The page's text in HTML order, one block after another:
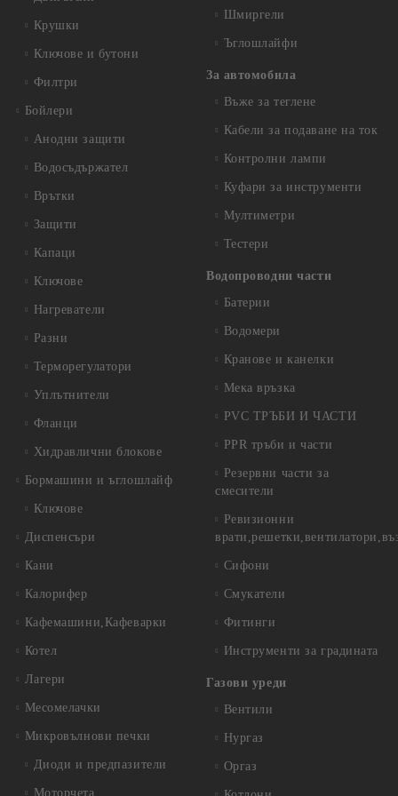
Крушки
Ключове и бутони
Филтри
Бойлери
Анодни защити
Водосъдържател
Врътки
Защити
Капаци
Ключове
Нагреватели
Разни
Терморегулатори
Уплътнители
Фланци
Хидравлични блокове
Бормашини и ъглошлайф
Ключове
Диспенсъри
Кани
Калорифер
Кафемашини,Кафеварки
Котел
Лагери
Месомелачки
Микровълнови печки
Диоди и предпазители
Моторчета
Шмиргели
Ъглошлайфи
За автомобила
Въже за теглене
Кабели за подаване на ток
Контролни лампи
Куфари за инструменти
Мултиметри
Тестери
Водопроводни части
Батерии
Водомери
Кранове и канелки
Мека връзка
PVC ТРЪБИ И ЧАСТИ
PPR тръби и части
Резервни части за
смесители
Ревизионни
Сифони
Смукатели
Фитинги
Инструменти за градината
Газови уреди
Вентили
Нургаз
Оргаз